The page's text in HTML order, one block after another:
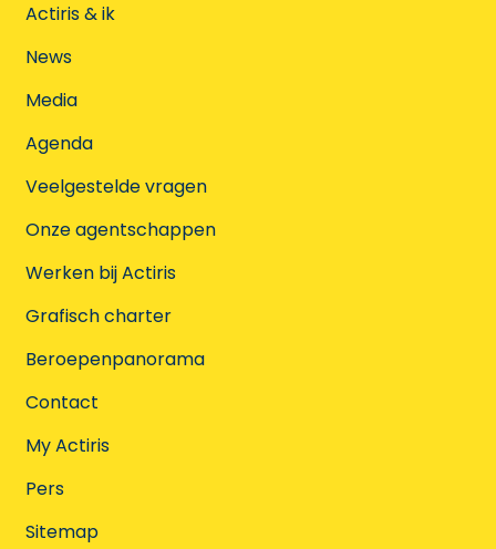
Actiris & ik
News
Media
Agenda
Veelgestelde vragen
Onze agentschappen
Werken bij Actiris
Grafisch charter
Beroepenpanorama
Contact
My Actiris
Pers
Sitemap